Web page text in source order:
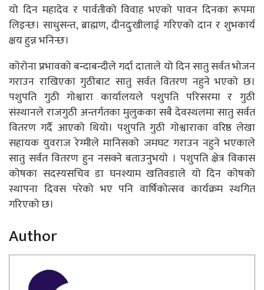
यो दिन महादेव र पार्वतीको विवाह भएको पावन दिनका रूपमा
लिइन्छ। साधुसन्त, ब्राह्मण, दीनदुःखीलाई गरिएको दान र शुभकार्य
क्षय हुन्न भनिन्छ।
कोरोना प्रभावको बन्दाबन्दीले गर्दा दाताले यो दिन सातु सर्वत भोजन
गराउन राखिएका गुठीबाट सातु सर्वत वितरण नहुने भएको छ।
पशुपति गुठी गोश्वारा कार्यालयले पशुपति परिसरमा र गुठी
संस्थानले राजगुठी अन्तर्गतका मुलुकका सबै देवस्थलमा सातु सर्वत
वितरण गर्दै आएको थियो। पशुपति गुठी गोश्वाराका वरिष्ठ लेखा
सहायक युवराज रेग्मीले मानिसको जमघट गराउन नहुने भएकाले
सातु सर्वत वितरण हुन नसक्ने बताउनुभयो । पशुपति क्षेत्र विकास
कोषका सदस्यसचिव डा घनश्याम खतिवडाले यो दिन कोषको
स्थापना दिवस परेको भए पनि वार्षिकोत्सव कार्यक्रम स्थगित
गरिएको छ।
Author